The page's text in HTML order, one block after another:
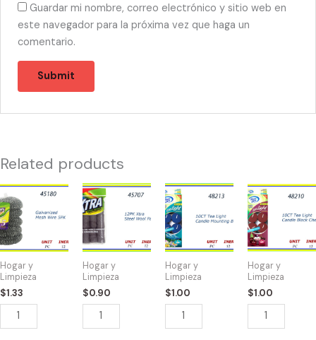
Guardar mi nombre, correo electrónico y sitio web en
este navegador para la próxima vez que haga un
comentario.
Related products
Hogar y
Limpieza
$1.33
45180
-
SPONGA
DE
BRILLO(5)
quantity
Hogar y
Limpieza
$0.90
45707
-
XTRA
STEEL
PADS
(12)
quantity
Hogar y
Limpieza
$1.00
48213
-
TEA
LIGHTS
MOUNTAIN
BREEZE(10)
quantity
Hogar y
Limpieza
$1.00
48210
-
TEA
LIHTS
BLACK
CHERRY
(10)
quantity